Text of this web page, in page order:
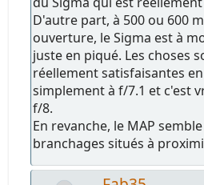
D'autre part, à 500 ou 600
ouverture, le Sigma est à
juste en piqué. Les choses
réellement satisfaisantes
simplement à f/7.1 et c'est
f/8.
En revanche, le MAP
branchages situés à